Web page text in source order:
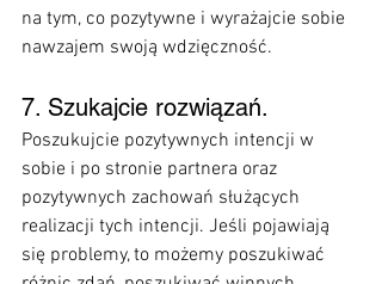
na tym, co pozytywne i wyrażajcie sobie
nawzajem swoją wdzięczność.
7. Szukajcie rozwiązań.
Poszukujcie pozytywnych intencji w
sobie i po stronie partnera oraz
pozytywnych zachowań służących
realizacji tych intencji. Jeśli pojawiają
się problemy, to możemy poszukiwać